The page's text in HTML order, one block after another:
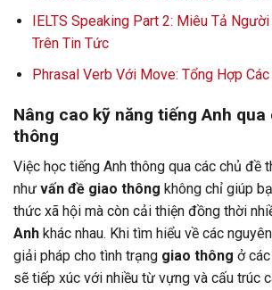
IELTS Speaking Part 2: Miêu Tả
Trên Tin Tức
Phrasal Verb Với Move: Tổng Hợp
Nâng cao kỹ năng tiếng Anh
thông
Việc học tiếng Anh thông qua các chủ đề
như vấn đề giao thông không chỉ giúp
thức xã hội mà còn cải thiện đồng thời
Anh khác nhau. Khi tìm hiểu về các
giải pháp cho tình trạng giao thông ở
sẽ tiếp xúc với nhiều từ vựng và cấu trúc